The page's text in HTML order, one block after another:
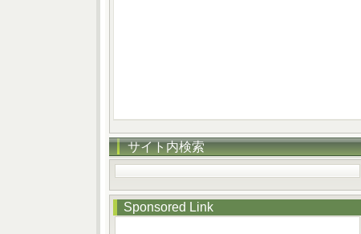
サイト内検索
Sponsored Link